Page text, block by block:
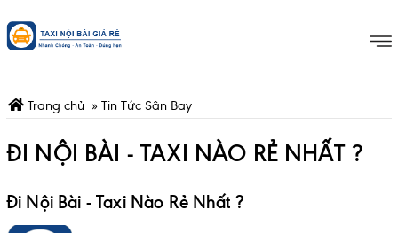
Trang chủ » Tin Tức Sân Bay
ĐI NỘI BÀI - TAXI NÀO RẺ NHẤT ?
Đi Nội Bài - Taxi Nào Rẻ Nhất ?